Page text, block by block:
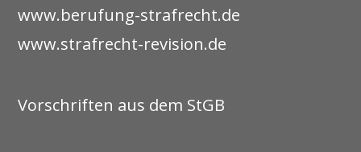
www.berufung-strafrecht.de
www.strafrecht-revision.de
Vorschriften aus dem StGB